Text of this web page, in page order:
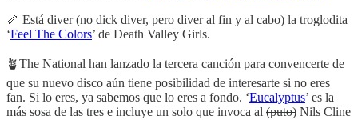
🦴 Está diver (no dick diver, pero diver al fin y al cabo) la troglodita
‘Feel The Colors’ de Death Valley Girls.
🪴The National han lanzado la tercera canción para convencerte de
que su nuevo disco aún tiene posibilidad de interesarte si no eres
fan. Si lo eres, ya sabemos que lo eres a fondo. ‘Eucalyptus’ es la
más sosa de las tres e incluye un solo que invoca al (puto) Nils Cline